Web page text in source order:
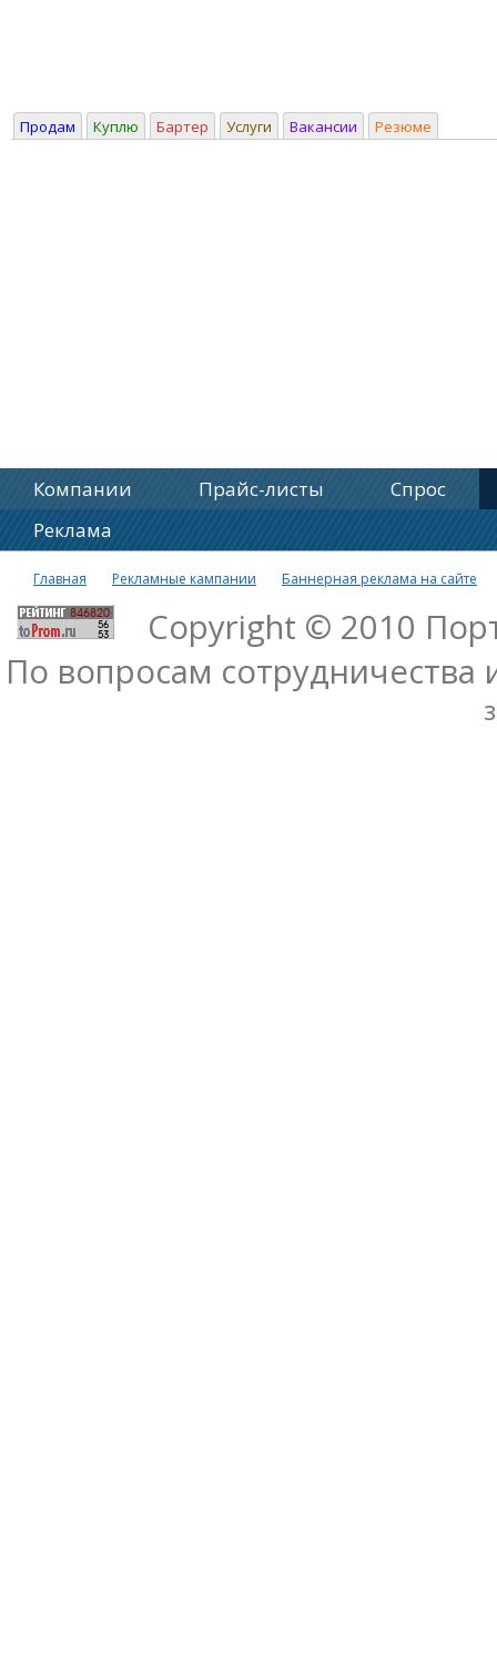
Продам Куплю Бартер Услуги Вакансии Резюме
Компании Прайс-листы
Спрос
Реклама
Главная Рекламные кампании Баннерная реклама на сайте
Copyright © 2010
По вопросам